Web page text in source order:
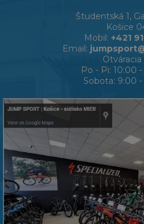
Študentská 1,
Košice
Mobil: +421
Email:
Otváracia
Po - Pi: 10:00
Sobota: 9:00 -